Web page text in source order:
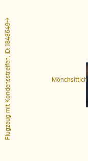
Flugzeug mit Kondensstreifen, ID: 1848649